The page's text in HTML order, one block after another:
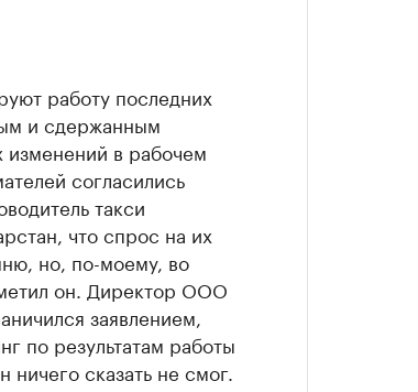
работу последних
и сдержанным
в рабочем
согласились
такси
что спрос на их
но, по-моему, во
он. Директор ООО
заявлением,
по результатам работы
сказать не смог.